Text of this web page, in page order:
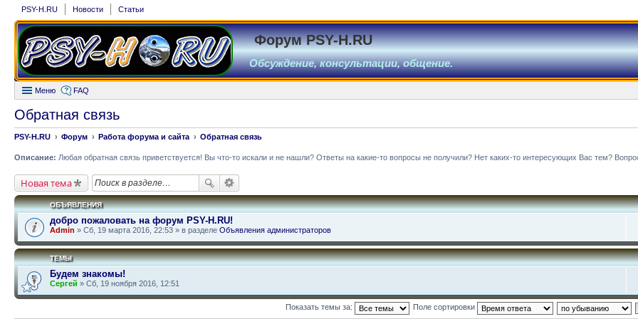
PSY-H.RU Новости Статьи
Форум PSY-H.RU
Обсуждение, консультации, общение.
Меню FAQ
Обратная связь
PSY-H.RU Форум Работа форума и сайта Обратная связь
Описание: Любая обратная связь приветствуется! Вы что-то искали и не нашли? Ответы на какие-то вопросы не получили? Нет каких-то интересующих Вас тем?
Новая тема
ОБЪЯВЛЕНИЯ
добро пожаловать на форум PSY-H.RU!
Admin » Сб, 19 марта 2016, 22:53 » в разделе Объявления администраторов
ТЕМЫ
Будем знакомы!
Сергей » Сб, 19 ноября 2016, 12:51
Показать темы за: Поле сортировки